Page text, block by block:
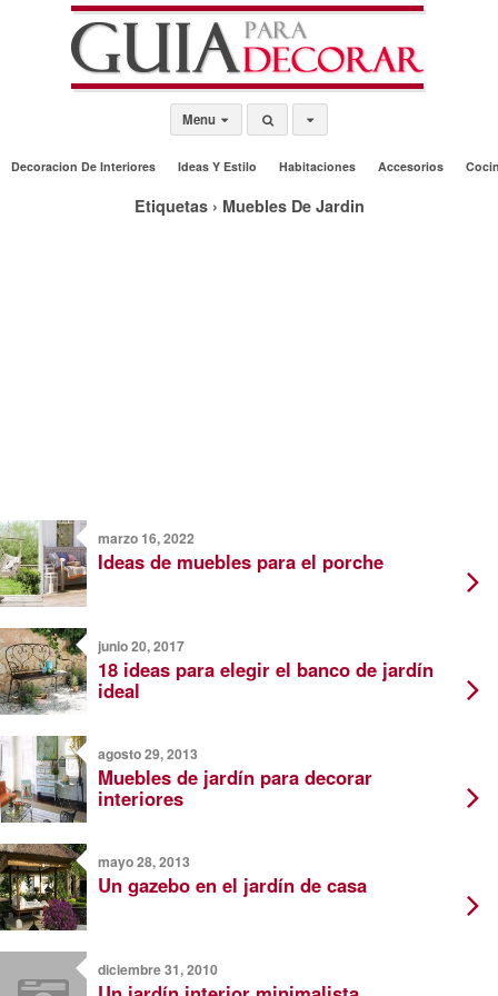
Menu
Decoracion De Interiores Ideas Y Estilo Habitaciones Accesorios
Etiquetas › Muebles De Jardin
marzo 16, 2022
Ideas de muebles para el porche
junio 20, 2017
18 ideas para elegir el banco de jardín
ideal
agosto 29, 2013
Muebles de jardín para decorar
interiores
mayo 28, 2013
Un gazebo en el jardín de casa
diciembre 31, 2010